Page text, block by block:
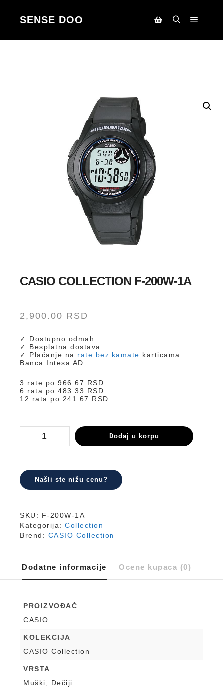
SENSE DOO
CASIO COLLECTION F-200W-1A
2,900.00 RSD
✓ Dostupno odmah
✓ Besplatna dostava
✓ Plaćanje na rate bez kamate karticama
Banca Intesa AD
3 rate po 966.67 RSD
6 rata po 483.33 RSD
12 rata po 241.67 RSD
200W-
1A
Dodaj u korpu
Našli ste nižu cenu?
SKU: F-200W-1A
Kategorija: Collection
Brend: CASIO Collection
Dodatne informacije Ocene kupaca (0)
PROIZVOĐAČ
CASIO
KOLEKCIJA
CASIO Collection
VRSTA
Muški, Dečiji